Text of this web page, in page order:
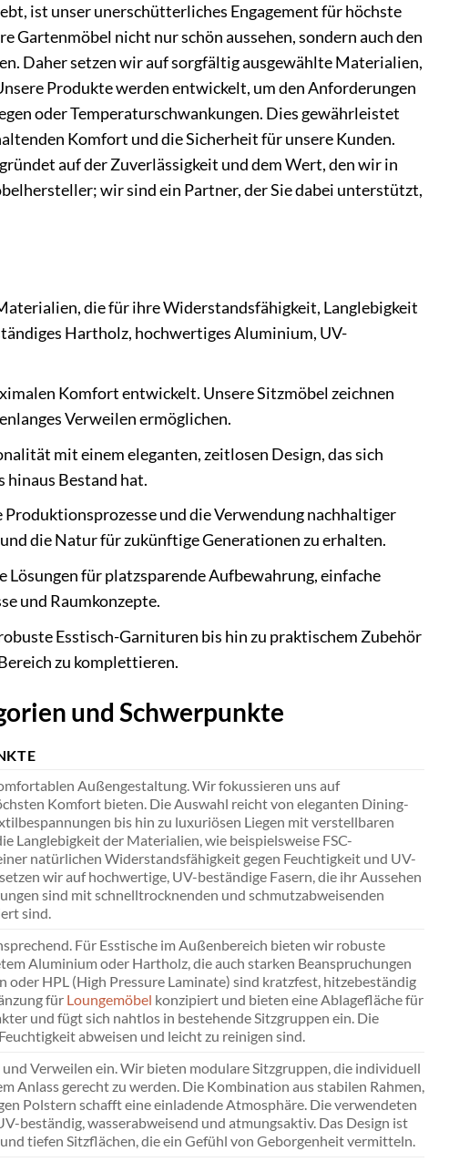
ist unser unerschütterliches Engagement für höchste
nicht nur schön aussehen, sondern auch den
Daher setzen wir auf sorgfältig ausgewählte Materialien,
Produkte werden entwickelt, um den Anforderungen
oder Temperaturschwankungen. Dies gewährleistet
Komfort und die Sicherheit für unsere Kunden.
auf der Zuverlässigkeit und dem Wert, den wir in
wir sind ein Partner, der Sie dabei unterstützt,
die für ihre Widerstandsfähigkeit, Langlebigkeit
Hartholz, hochwertiges Aluminium, UV-
Komfort entwickelt. Unsere Sitzmöbel zeichnen
Verweilen ermöglichen.
mit einem eleganten, zeitlosen Design, das sich
hinaus Bestand hat.
und die Verwendung nachhaltiger
die Natur für zukünftige Generationen zu erhalten.
Lösungen für platzsparende Aufbewahrung, einfache
und Raumkonzepte.
Esstisch-Garnituren bis hin zu praktischem Zubehör
zu komplettieren.
und Schwerpunkte
Außengestaltung. Wir fokussieren uns auf
Komfort bieten. Die Auswahl reicht von eleganten Dining-
bis hin zu luxuriösen Liegen mit verstellbaren
Langlebigkeit der Materialien, wie beispielsweise FSC-
natürlichen Widerstandsfähigkeit gegen Feuchtigkeit und UV-
wir auf hochwertige, UV-beständige Fasern, die ihr Aussehen
sind mit schnelltrocknenden und schmutzabweisenden
sind.
Für Esstische im Außenbereich bieten wir robuste
Aluminium oder Hartholz, die auch starken Beanspruchungen
HPL (High Pressure Laminate) sind kratzfest, hitzebeständig
für Loungemöbel konzipiert und bieten eine Ablagefläche für
und fügt sich nahtlos in bestehende Sitzgruppen ein. Die
abweisen und leicht zu reinigen sind.
Verweilen ein. Wir bieten modulare Sitzgruppen, die individuell
Anlass gerecht zu werden. Die Kombination aus stabilen Rahmen,
Polstern schafft eine einladende Atmosphäre. Die verwendeten
beständig, wasserabweisend und atmungsaktiv. Das Design ist
tiefen Sitzflächen, die ein Gefühl von Geborgenheit vermitteln.